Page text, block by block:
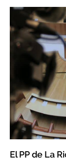
El PP de La